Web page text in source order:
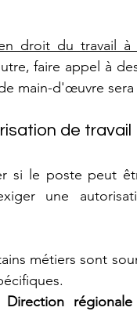
droit du travail à
faire appel à
main-d'œuvre sera
de travail
si le poste peut
une
métiers sont